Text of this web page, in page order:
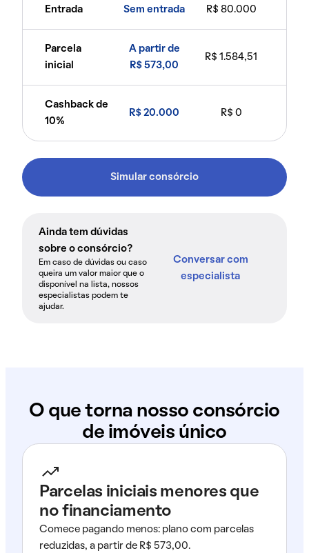
Entrada Sem entrada R$ 80.000
Parcela
inicial
A partir de
R$ 573,00
R$ 1.584,51
Cashback de
10%
R$ 20.000 R$ 0
Simular consórcio
Ainda tem dúvidas
sobre o consórcio?
Em caso de dúvidas ou caso
queira um valor maior que o
disponível na lista, nossos
especialistas podem te
ajudar.
Conversar com
especialista
O que torna nosso consórcio
de imóveis único
Parcelas iniciais menores que
no financiamento
Comece pagando menos: plano com parcelas
reduzidas, a partir de R$ 573,00.